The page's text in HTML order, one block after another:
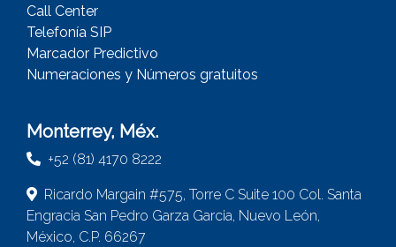
Call Center
Telefonía SIP
Marcador Predictivo
Numeraciones y Números gratuitos
Monterrey, Méx.
+52 (81) 4170 8222
Ricardo Margain #575, Torre C Suite 100 Col. Santa
Engracia San Pedro Garza Garcia, Nuevo León,
México, C.P. 66267